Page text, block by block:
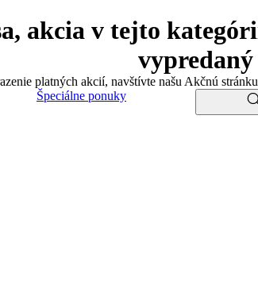
akcia v tejto
vypredaný
platných akcií, navštívte našu Akčnú
Špeciálne ponuky